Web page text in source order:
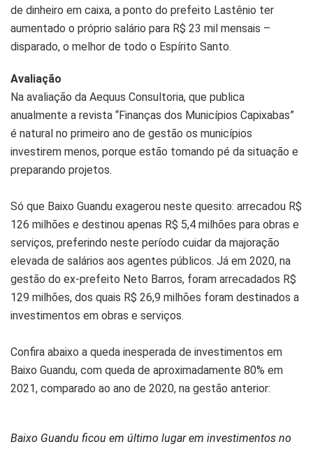
de dinheiro em caixa, a ponto do prefeito Lastênio ter
aumentado o próprio salário para R$ 23 mil mensais –
disparado, o melhor de todo o Espírito Santo.
Avaliação
Na avaliação da Aequus Consultoria, que publica
anualmente a revista “Finanças dos Municípios Capixabas”
é natural no primeiro ano de gestão os municípios
investirem menos, porque estão tomando pé da situação e
preparando projetos.
Só que Baixo Guandu exagerou neste quesito: arrecadou R$
126 milhões e destinou apenas R$ 5,4 milhões para obras e
serviços, preferindo neste período cuidar da majoração
elevada de salários aos agentes públicos. Já em 2020, na
gestão do ex-prefeito Neto Barros, foram arrecadados R$
129 milhões, dos quais R$ 26,9 milhões foram destinados a
investimentos em obras e serviços.
Confira abaixo a queda inesperada de investimentos em
Baixo Guandu, com queda de aproximadamente 80% em
2021, comparado ao ano de 2020, na gestão anterior:
Baixo Guandu ficou em último lugar em investimentos no